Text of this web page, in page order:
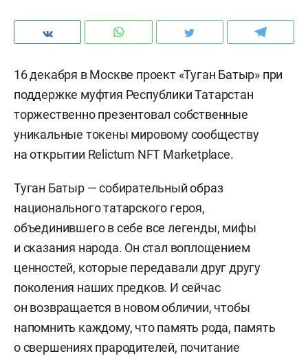
16 декабря в Москве проект «Туган Батыр» при
поддержке муфтия Республики Татарстан
торжественно презентовал собственные
уникальные токены мировому сообществу
на открытии Relictum NFT Marketplace.
Туган Батыр — собирательный образ
национального татарского героя,
объединившего в себе все легенды, мифы
и сказания народа. Он стал воплощением
ценностей, которые передавали друг другу
поколения наших предков. И сейчас
он возвращается в новом обличии, чтобы
напомнить каждому, что память рода, память
о свершениях прародителей, почитание